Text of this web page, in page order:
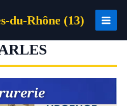
du-Rhône (13)